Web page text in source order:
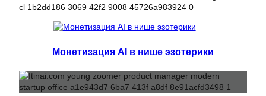
Монетизация AI в нише эзотерики